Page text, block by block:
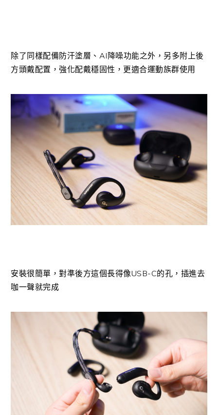
除了同樣配備防汗塗層、AI降噪功能之外，另多附上後
方頭戴配置，強化配戴穩固性，更適合運動族群使用
安裝很簡單，對準後方這個長得像USB-C的孔，插進去
咖一聲就完成